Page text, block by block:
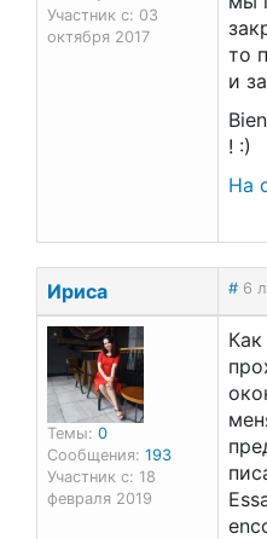
Участник с: 03
октября 2017
то
и
! :)
На
Ириса # 6
Темы: 0
Сообщения: 193
Участник с: 18
февраля 2019